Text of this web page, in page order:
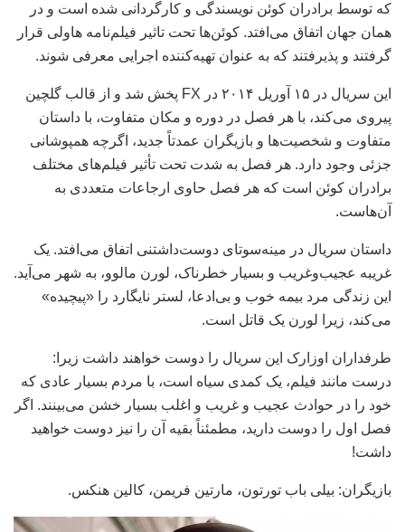
که توسط برادران کوئن نویسندگی و کارگردانی شده است و در
همان جهان اتفاق می‌افتد. کوئن‌ها تحت تاثیر فیلم‌نامه هاولی قرار
گرفتند و پذیرفتند که به عنوان تهیه‌کننده اجرایی معرفی شوند.
این سریال در ۱۵ آوریل ۲۰۱۴ در FX پخش شد و از قالب گلچین
پیروی می‌کند، با هر فصل در دوره و مکان متفاوت، با داستان
متفاوت و شخصیت‌ها و بازیگران عمدتاً جدید، اگرچه همپوشانی
جزئی وجود دارد. هر فصل به شدت تحت تأثیر فیلم‌های مختلف
برادران کوئن است که هر فصل حاوی ارجاعات متعددی به
آن‌هاست.
داستان سریال در مینه‌سوتای دوست‌داشتنی اتفاق می‌افتد. یک
غریبه عجیب‌وغریب و بسیار خطرناک، لورن مالوو، به شهر می‌آید.
این زندگی مرد بیمه خوب و بی‌ادعا، لستر نایگارد را «پیچیده»
می‌کند، زیرا لورن یک قاتل است.
طرفداران اوزارک این سریال را دوست خواهند داشت زیرا:
درست مانند فیلم، یک کمدی سیاه است، با مردم بسیار عادی که
خود را در حوادث عجیب و غریب و اغلب بسیار خشن می‌بینند. اگر
فصل اول را دوست دارید، مطمئناً بقیه آن را نیز دوست خواهید
داشت!
بازیگران: بیلی باب تورتون، مارتین فریمن، کالین هنکس.